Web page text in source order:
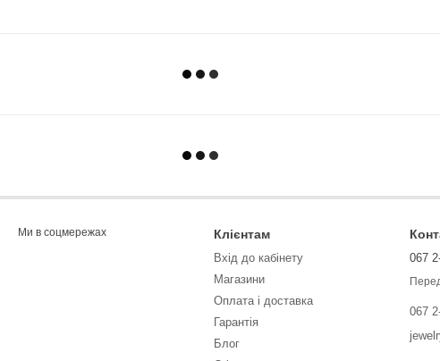
Ми в соцмережах Клієнтам
Вхід до кабінету
Магазини
Оплата і доставка
Гарантія
Блог
067
067